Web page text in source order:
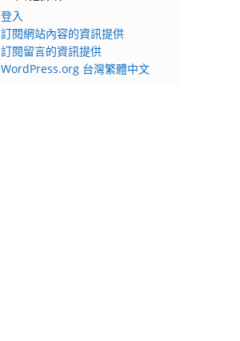
登入
訂閱網站內容的資訊提供
訂閱留言的資訊提供
WordPress.org 台灣繁體中文